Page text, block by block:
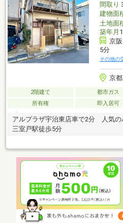
間取り
建物面
土地面
築年月
京
5分
その他の
京
2階建て 都市ガス
所有権
即入居可
アルプラザ宇治東店車で2分 人気の
三室戸駅徒歩5分